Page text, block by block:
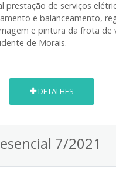
prestação de serviços
e balanceamento,
e pintura da frota de
de Morais.
DETALHES
7/2021